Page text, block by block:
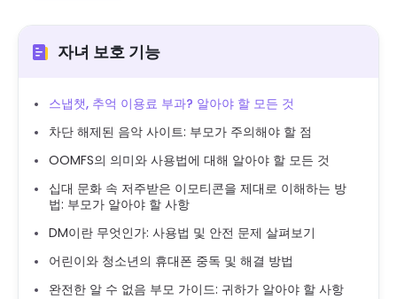
자녀 보호 기능
스냅챗, 추억 이용료 부과? 알아야 할 모든 것
차단 해제된 음악 사이트: 부모가 주의해야 할 점
OOMFS의 의미와 사용법에 대해 알아야 할 모든 것
십대 문화 속 저주받은 이모티콘을 제대로 이해하는 방
법: 부모가 알아야 할 사항
DM이란 무엇인가: 사용법 및 안전 문제 살펴보기
어린이와 청소년의 휴대폰 중독 및 해결 방법
완전한 알 수 없음 부모 가이드: 귀하가 알아야 할 사항